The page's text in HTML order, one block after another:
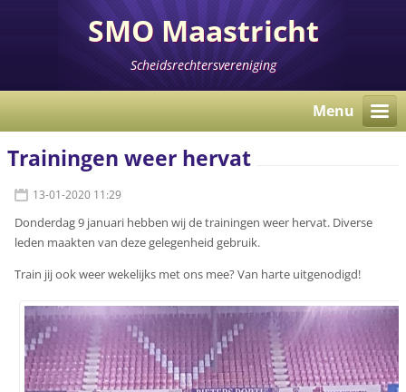
SMO Maastricht
Scheidsrechtersvereniging
Menu
Trainingen weer hervat
13-01-2020 11:29
Donderdag 9 januari hebben wij de trainingen weer hervat. Diverse
leden maakten van deze gelegenheid gebruik.
Train jij ook weer wekelijks met ons mee? Van harte uitgenodigd!